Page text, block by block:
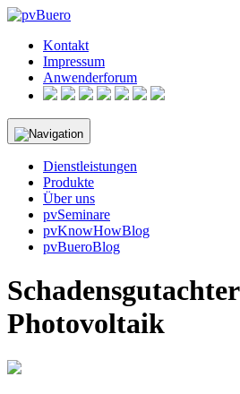
Skip
contentKontakt
Impressum
Anwenderforum
Dienstleistungen
Produkte
Über uns
pvSeminare
pvKnowHowBlog
pvBueroBlog
Schadensgutachter
Photovoltaik